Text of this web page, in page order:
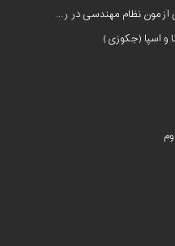
طراحی و نظارت تاسیسات مکانیکی ساختمان
و اسپا (جکوزی)